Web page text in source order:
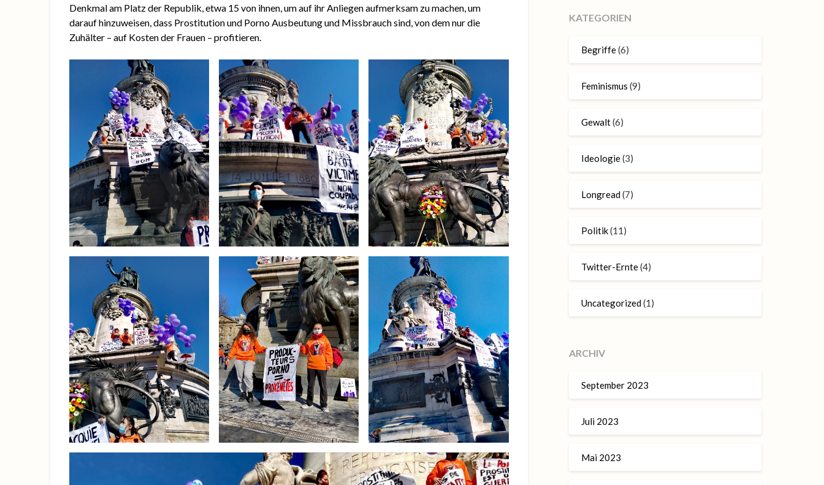
Denkmal am Platz der Republik, etwa 15 von ihnen, um auf ihr Anliegen aufmerksam zu machen, um
darauf hinzuweisen, dass Prostitution und Porno Ausbeutung und Missbrauch sind, von dem nur die
Zuhälter – auf Kosten der Frauen – profitieren.
KATEGORIEN
Begriffe(6)
Feminismus (9)
Gewalt(6)
Ideologie(3)
Longread(7)
Politik(11)
Twitter-Ernte(4)
Uncategorized(1)
ARCHIV
September 2023
Juli 2023
Mai 2023